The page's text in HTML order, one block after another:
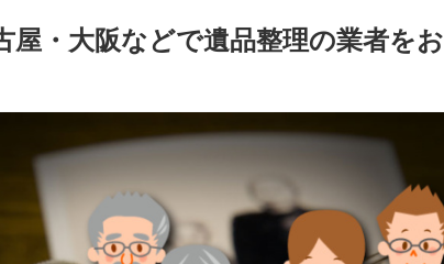
屋・大阪などで遺品整理の業者をお